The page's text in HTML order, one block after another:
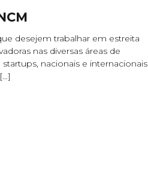
desejem trabalhar em estreita
nas diversas áreas de
nacionais e internacionais